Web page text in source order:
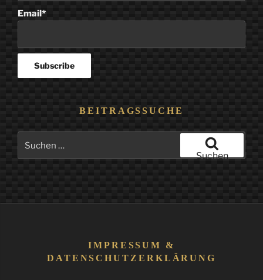
Email*
BEITRAGSSUCHE
nach:
Suchen
IMPRESSUM &
DATENSCHUTZERKLÄRUNG